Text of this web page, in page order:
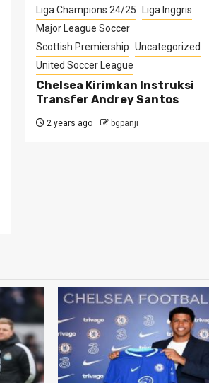
Liga Champions 24/25
Liga Inggris
Major League Soccer
Scottish Premiership Uncategorized
United Soccer League
Chelsea Kirimkan Instruksi
Transfer Andrey Santos
2 years ago bgpanji